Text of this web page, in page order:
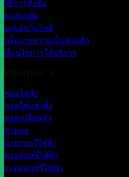
วิธีการสั่งซื้อ
สะสมแต้ม
แผนผังเว็บไซต์
นโยบายความเป็นส่วนตัว
เงื่อนไขการให้บริการ
พอตไฟฟ้า
พอตใช้แล้วทิ้ง
พอตเปลี่ยนหัว
หัวพอต
น้ำยาบุหรี่ไฟฟ้า
คอยล์บุหรี่ไฟฟ้า
อะตอมบุหรี่ไฟฟ้า